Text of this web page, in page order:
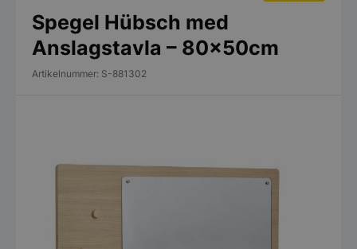
Spegel Hübsch med
Anslagstavla – 80x50cm
Artikelnummer: S-881302